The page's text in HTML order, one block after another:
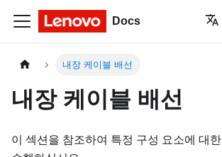
Docs
내장 케이블 배선
내장 케이블 배선
이 섹션을 참조하여 특정 구성 요소에 대